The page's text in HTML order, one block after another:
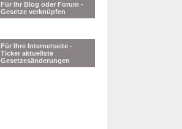
Für Ihr Blog oder Forum -
Gesetze verknüpfen
Für Ihre Internetseite -
Ticker aktuellste
Gesetzesänderungen